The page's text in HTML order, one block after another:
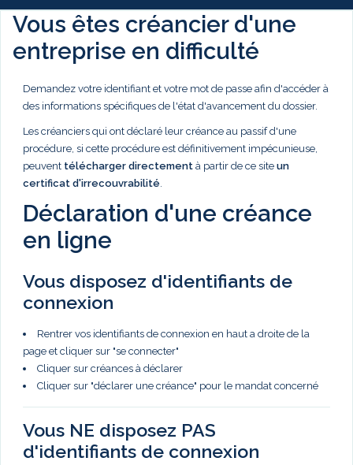
Vous êtes créancier d'une
entreprise en difficulté
Demandez votre identifiant et votre mot de passe afin d'accéder à
des informations spécifiques de l'état d'avancement du dossier.
Les créanciers qui ont déclaré leur créance au passif d'une
procédure, si cette procédure est définitivement impécunieuse,
peuvent télécharger directement à partir de ce site un
certificat d'irrecouvrabilité.
Déclaration d'une créance
en ligne
Vous disposez d'identifiants de
connexion
Rentrer vos identifiants de connexion en haut a droite de la
page et cliquer sur "se connecter"
Cliquer sur créances à déclarer
Cliquer sur "déclarer une créance" pour le mandat concerné
Vous NE disposez PAS
d'identifiants de connexion